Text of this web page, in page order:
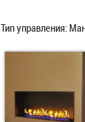
Тип управления: